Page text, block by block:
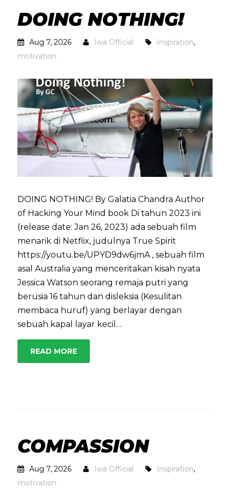
DOING NOTHING!
Aug 7, 2026 Iwa Official Inspiration,
motivation
DOING NOTHING! By Galatia Chandra Author
of Hacking Your Mind book Di tahun 2023 ini
(release date: Jan 26, 2023) ada sebuah film
menarik di Netflix, judulnya True Spirit
https://youtu.be/UPYD9dw6jmA , sebuah film
asal Australia yang menceritakan kisah nyata
Jessica Watson seorang remaja putri yang
berusia 16 tahun dan disleksia (Kesulitan
membaca huruf) yang berlayar dengan
sebuah kapal layar kecil…
READ MORE
COMPASSION
Aug 7, 2026 Iwa Official Inspiration,
motivation